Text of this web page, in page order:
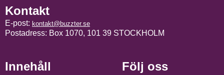
Kontakt
E-post: kontakt@buzzter.se
Postadress: Box 1070, 101 39 STOCKHOLM
Innehåll Följ oss